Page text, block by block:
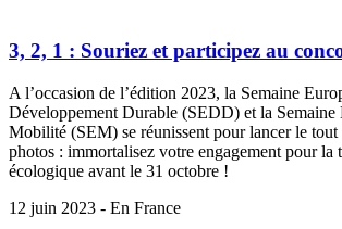
3, 2, 1 : Souriez et participez au
A l’occasion de l’édition 2023, la Semaine
Développement Durable (SEDD) et la Semaine
Mobilité (SEM) se réunissent pour lancer le
photos : immortalisez votre engagement pour la
écologique avant le 31 octobre !
12 juin 2023 - En France